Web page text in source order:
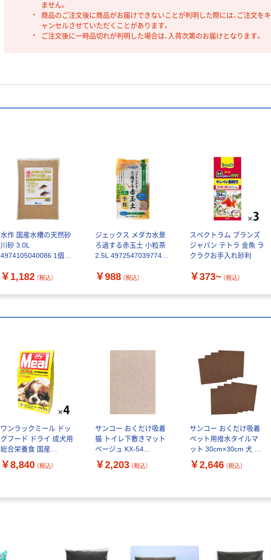
ません。
商品のご注文後に商品がお届けできないことが判明した際には、ご注文をキ
ャンセルさせていただくことがあります。
ご注文後に一時品切れが判明した場合は、入荷次第のお届けとなります。
水作 国産水槽の天然砂
川砂 3.0L
4974105040086 1個
￥1,182 （税込）
ジェックス メダカ水景
ろ過する赤玉土 小粒茶
2.5L 4972547039774 1
￥988 （税込）
スペクトラム ブランズ
ジャパン テトラ 金魚 ラ
クラクお手入れ砂利
￥373~ （税込）
ワンラックミール ドッ
グフード ドライ 成犬用
総合栄養食 国産
3kg（500g×6袋）4袋 森乳
サンワールド 犬
￥8,840 （税込）
サンコー おくだけ吸着
猫 トイレ下敷きマット
ベージュ KX-54
60×85cm ずれない ネコ
砂 ネコ 猫用 ネコ用 1セ
￥2,203 （税込）
サンコー おくだけ吸着
ペット用撥水タイルマ
ット 30cm×30cm 犬 猫
日本製 消臭 洗える ブラ
ウン KI-32 1セット(同色
￥2,646 （税込）